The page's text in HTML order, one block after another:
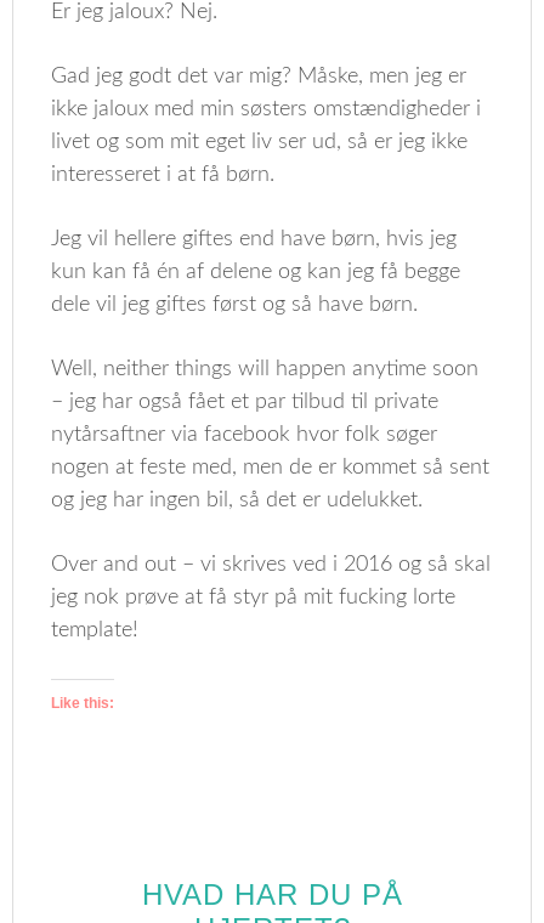
Er jeg jaloux? Nej.
Gad jeg godt det var mig? Måske, men jeg er
ikke jaloux med min søsters omstændigheder i
livet og som mit eget liv ser ud, så er jeg ikke
interesseret i at få børn.
Jeg vil hellere giftes end have børn, hvis jeg
kun kan få én af delene og kan jeg få begge
dele vil jeg giftes først og så have børn.
Well, neither things will happen anytime soon
– jeg har også fået et par tilbud til private
nytårsaftner via facebook hvor folk søger
nogen at feste med, men de er kommet så sent
og jeg har ingen bil, så det er udelukket.
Over and out – vi skrives ved i 2016 og så skal
jeg nok prøve at få styr på mit fucking lorte
template!
Like this:
HVAD HAR DU PÅ